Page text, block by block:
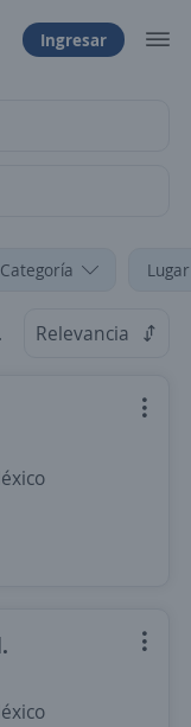
Ingresar
Categoría
Relevancia